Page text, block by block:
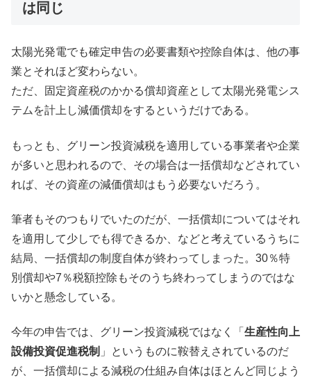
は同じ
太陽光発電でも確定申告の必要書類や控除自体は、他の事
業とそれほど変わらない。
ただ、固定資産税のかかる償却資産として太陽光発電シス
テムを計上し減価償却をするというだけである。
もっとも、グリーン投資減税を適用している事業者や企業
が多いと思われるので、その場合は一括償却などされてい
れば、その資産の減価償却はもう必要ないだろう。
筆者もそのつもりでいたのだが、一括償却についてはそれ
を適用して少しでも得できるか、などと考えているうちに
結局、一括償却の制度自体が終わってしまった。30％特
別償却や7％税額控除もそのうち終わってしまうのではな
いかと懸念している。
今年の申告では、グリーン投資減税ではなく「 生産性向上
設備投資促進税制 」というものに鞍替えされているのだ
が、一括償却による減税の仕組み自体はほとんど同じよう